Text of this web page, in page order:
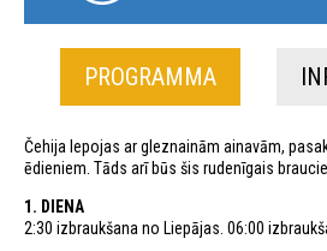
PROGRAMMA
Čehija lepojas ar gleznainām ainavām,
ēdieniem. Tāds arī būs šis rudenīgais
1. DIENA
2:30 izbraukšana no Liepājas. 06:00